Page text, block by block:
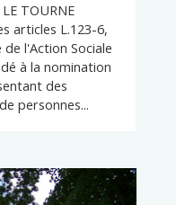
TOURNE
articles L.123-6,
de l'Action Sociale
à la nomination
des
personnes...